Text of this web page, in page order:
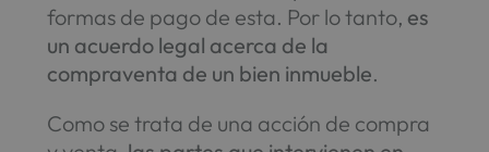
formas de pago de esta. Por lo tanto, es
un acuerdo legal acerca de la
compraventa de un bien inmueble.
Como se trata de una acción de compra